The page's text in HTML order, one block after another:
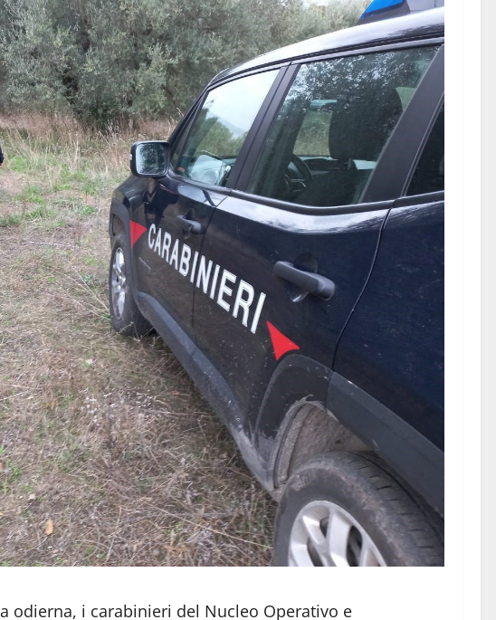
odierna, i carabinieri del Nucleo Operativo e